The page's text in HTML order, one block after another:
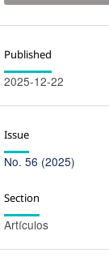
Published
2025-12-22
Issue
No. 56 (2025)
Section
Artículos